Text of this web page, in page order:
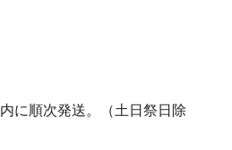
に順次発送。（土日祭日除